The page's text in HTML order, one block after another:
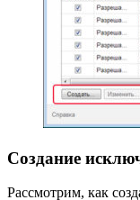
Создание
Рассмотрим, как